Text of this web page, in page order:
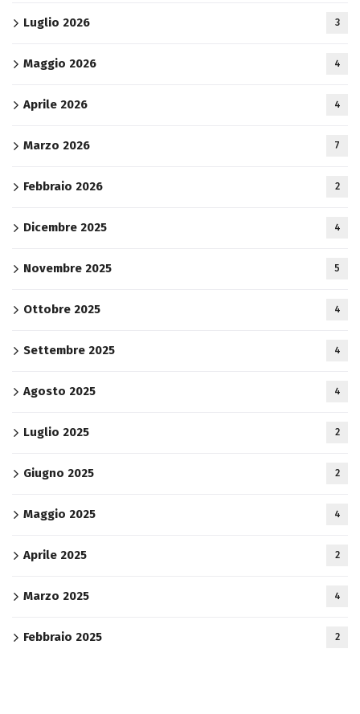
Luglio 2026 3
Maggio 2026 4
Aprile 2026 4
Marzo 2026 7
Febbraio 2026 2
Dicembre 2025 4
Novembre 2025 5
Ottobre 2025 4
Settembre 2025 4
Agosto 2025 4
Luglio 2025 2
Giugno 2025 2
Maggio 2025 4
Aprile 2025 2
Marzo 2025 4
Febbraio 2025 2